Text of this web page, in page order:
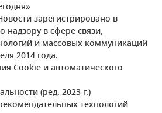
зарегистрировано в
надзору в сфере связи,
и массовых коммуникаций
2014 года.
Cookie и автоматического
(ред. 2023 г.)
технологий